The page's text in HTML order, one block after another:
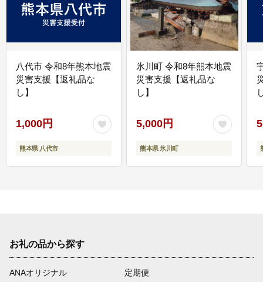
八代市 令和8年熊本地震
災害支援【返礼品な
し】
1,000円
熊本県 八代市
氷川町 令和8年熊本地震
災害支援【返礼品な
し】
5,000円
熊本県 氷川町
お礼の品から探す
ANAオリジナル
定期便